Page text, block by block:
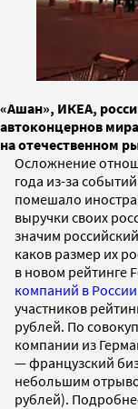
«Ашан», ИКЕА,
автоконцернов
на отечественном
Осложнение
года из-за
помешало
выручки своих
значим
каков размер их
в новом рейтинге
компаний в России
участников
рублей. По
компании из
— французский
небольшим
рублей).